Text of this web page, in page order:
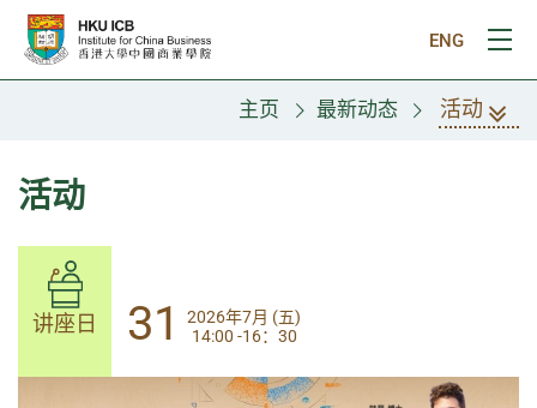
跳往主要内容
ENG
打
主页 最新动态 活动
活动
讲座日 31
2026年7月 (五)
14:00-17:30
讲座日 31
2026年7月 (五)
14:00 -16：30